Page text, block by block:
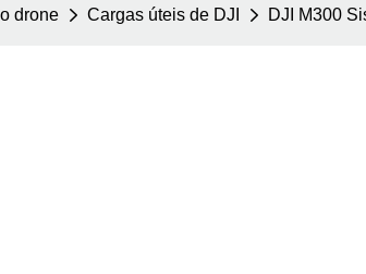
drone Cargas úteis de DJI DJI M300